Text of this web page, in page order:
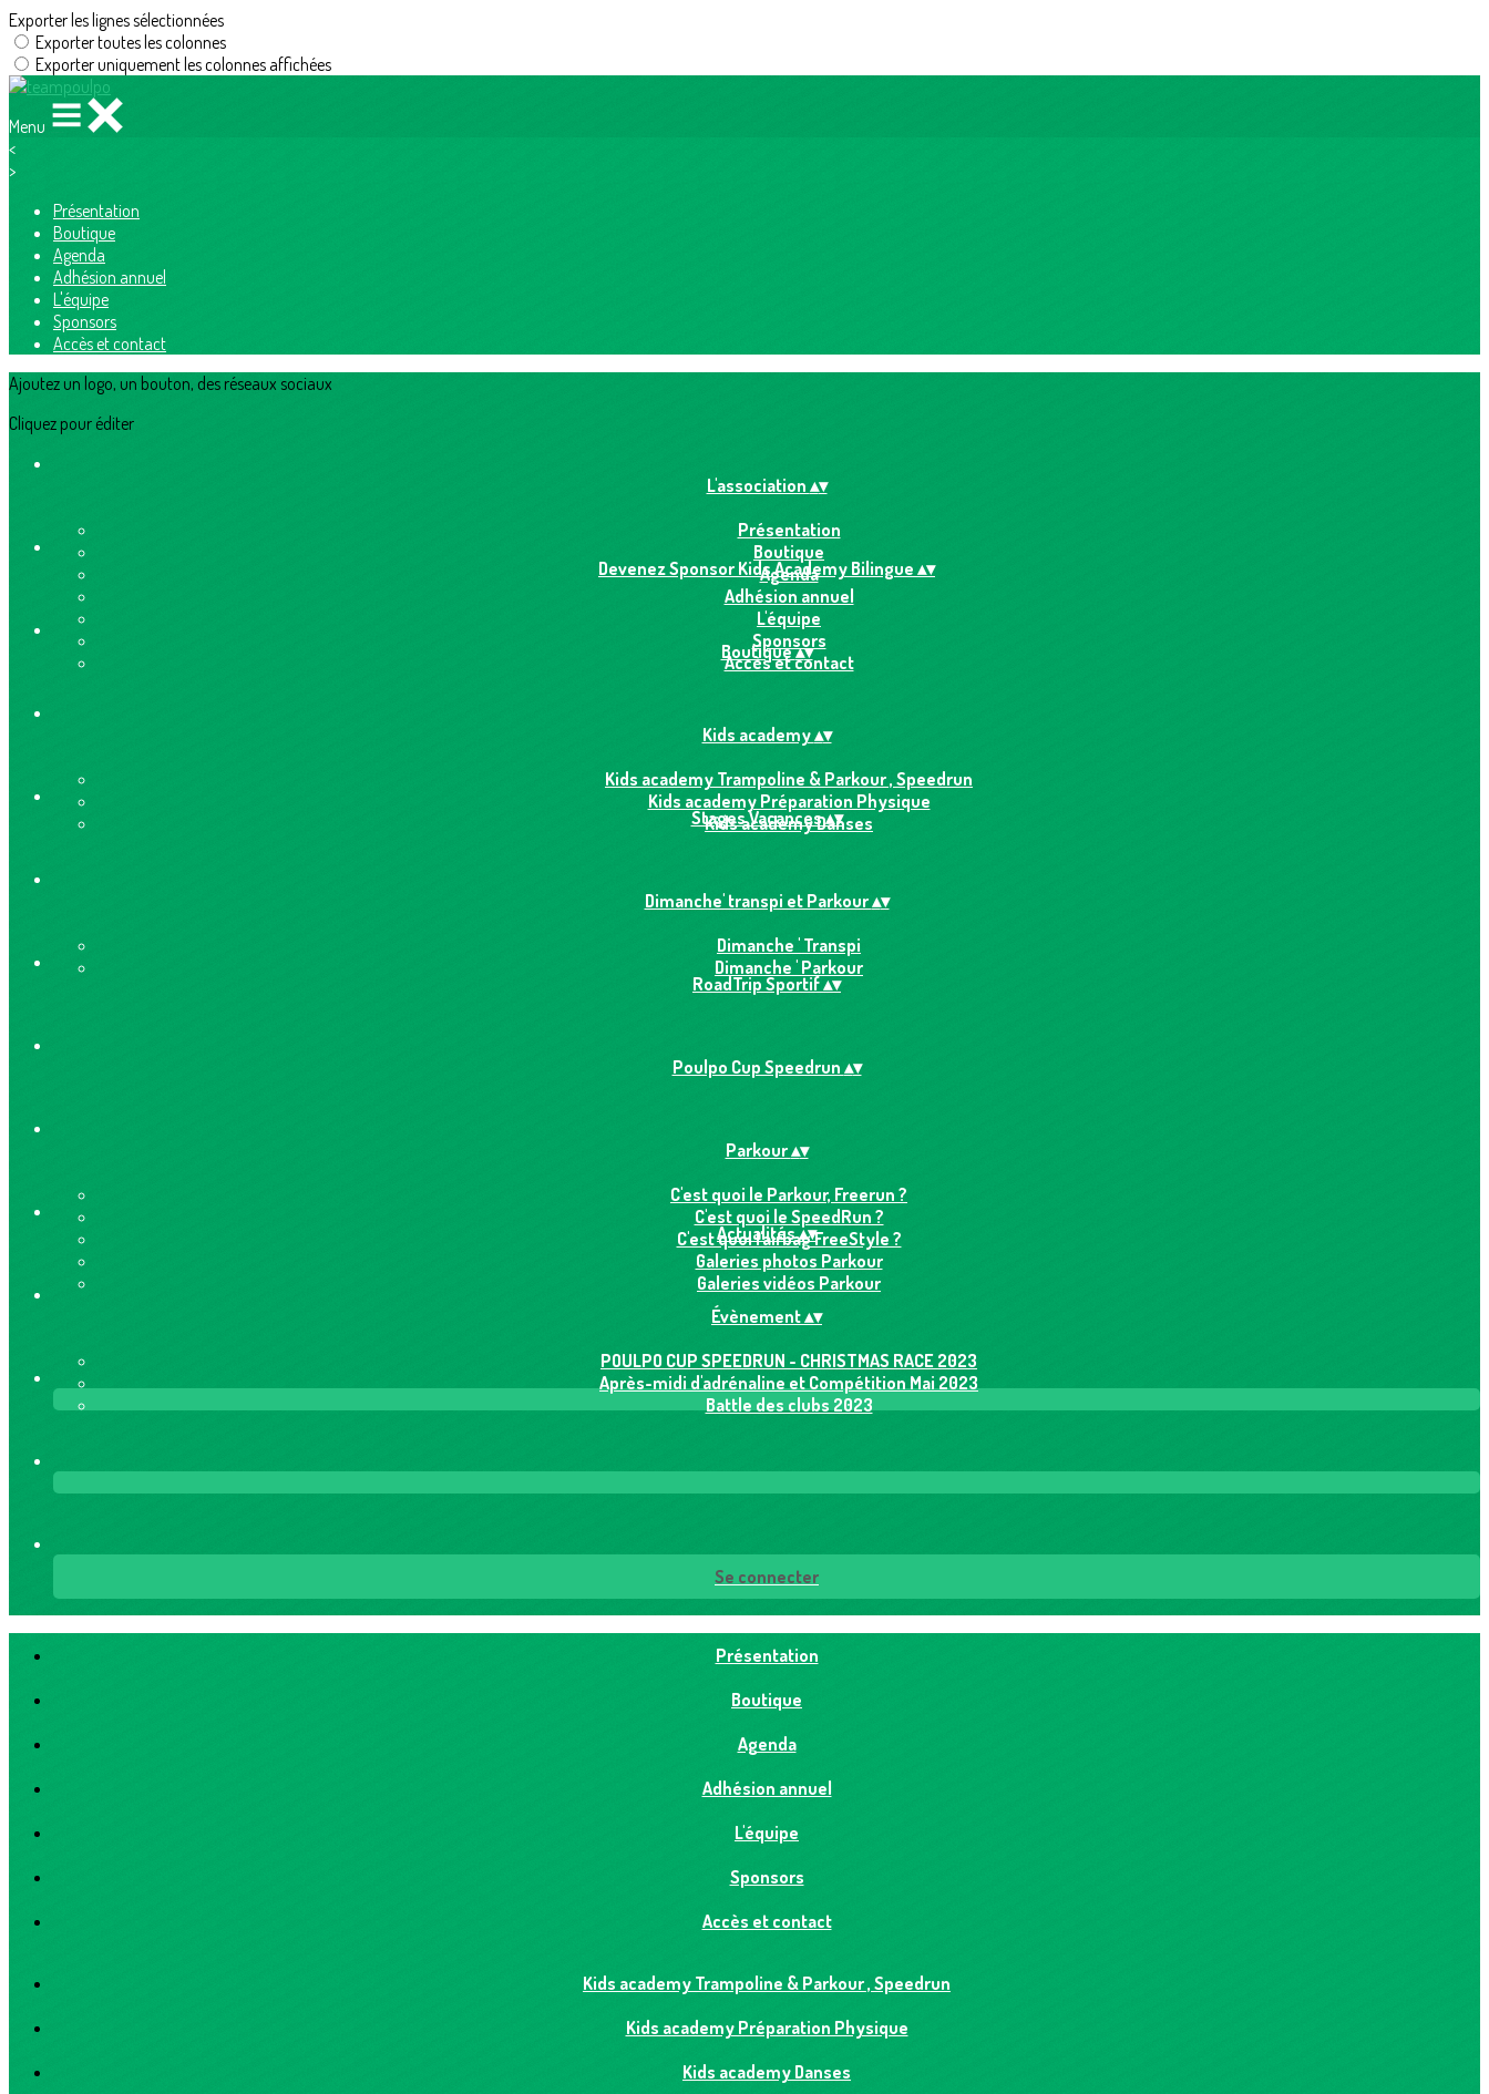
Exporter les lignes sélectionnées
Exporter toutes les colonnes
Exporter uniquement les colonnes affichées
Menu
<
>
Présentation
Boutique
Agenda
Adhésion annuel
L'équipe
Sponsors
Accès et contact
Ajoutez un logo, un bouton, des réseaux sociaux
Cliquez pour éditer
L'association ▴▾
Présentation
Boutique
Agenda
Adhésion annuel
L'équipe
Sponsors
Accès et contact
Devenez Sponsor Kids Academy Bilingue ▴▾
Boutique▴▾
Kids academy▴▾
Kids academy Trampoline & Parkour , Speedrun
Kids academy Préparation Physique
Kids academy Danses
Stages Vacances▴▾
Dimanche' transpi et Parkour▴▾
Dimanche ' Transpi
Dimanche ' Parkour
RoadTrip Sportif▴▾
Poulpo Cup Speedrun ▴▾
Parkour▴▾
C'est quoi le Parkour, Freerun ?
C'est quoi le SpeedRun ?
C'est quoi l'airbag FreeStyle ?
Galeries photos Parkour
Galeries vidéos Parkour
Actualités▴▾
Évènement▴▾
POULPO CUP SPEEDRUN - CHRISTMAS RACE 2023
Après-midi d'adrénaline et Compétition Mai 2023
Battle des clubs 2023
Se connecter
Présentation
Boutique
Agenda
Adhésion annuel
L'équipe
Sponsors
Accès et contact
Kids academy Trampoline & Parkour , Speedrun
Kids academy Préparation Physique
Kids academy Danses